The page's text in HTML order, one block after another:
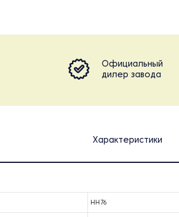
Официальный
дилер завода
Характеристики
HH76